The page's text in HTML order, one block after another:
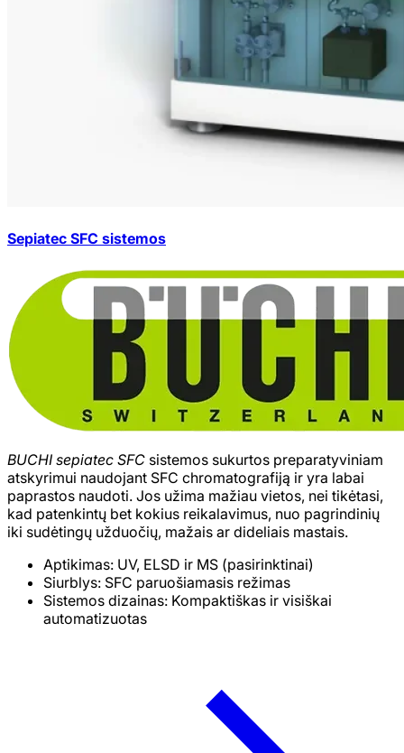
Sepiatec SFC sistemos
BUCHI sepiatec SFC sistemos sukurtos preparatyviniam
atskyrimui naudojant SFC chromatografiją ir yra labai
paprastos naudoti. Jos užima mažiau vietos, nei tikėtasi,
kad patenkintų bet kokius reikalavimus, nuo pagrindinių
iki sudėtingų užduočių, mažais ar dideliais mastais.
Aptikimas: UV, ELSD ir MS (pasirinktinai)
Siurblys: SFC paruošiamasis režimas
Sistemos dizainas: Kompaktiškas ir visiškai
automatizuotas